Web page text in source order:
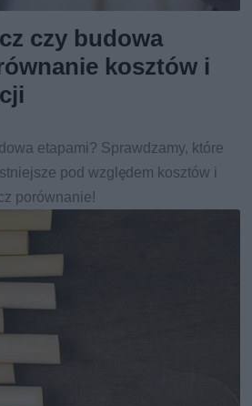
czy budowa
kosztów i
etapami? Sprawdzamy, które
pod względem kosztów i
porównanie!